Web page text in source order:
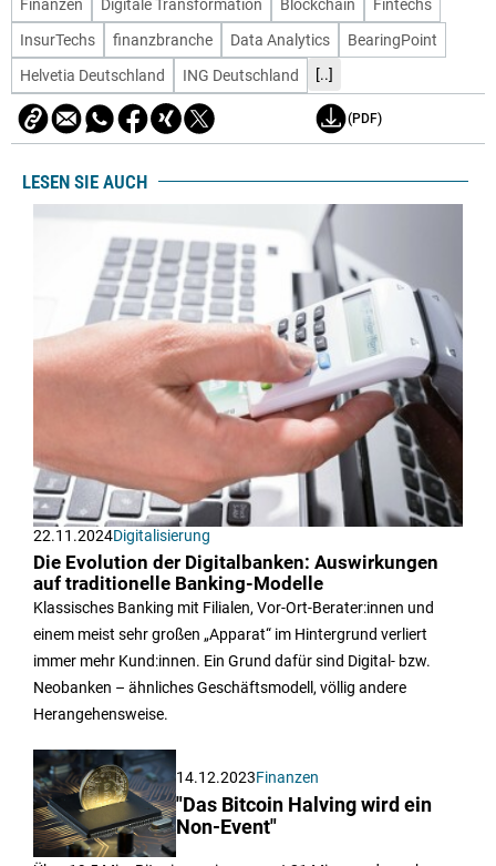
Finanzen Digitale Transformation Blockchain
Fintechs
InsurTechs
finanzbranche Data Analytics
BearingPoint
Helvetia Deutschland
ING Deutschland [..]
(PDF)
LESEN SIE AUCH
22.11.2024Digitalisierung
Die Evolution der Digitalbanken: Auswirkungen
auf traditionelle Banking-Modelle
Klassisches Banking mit Filialen, Vor-Ort-Berater:innen und
einem meist sehr großen „Apparat“ im Hintergrund verliert
immer mehr Kund:innen. Ein Grund dafür sind Digital- bzw.
Neobanken – ähnliches Geschäftsmodell, völlig andere
Herangehensweise.
14.12.2023Finanzen
"Das Bitcoin Halving wird ein
Non-Event"